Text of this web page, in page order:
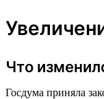
Что
Госдума приняла